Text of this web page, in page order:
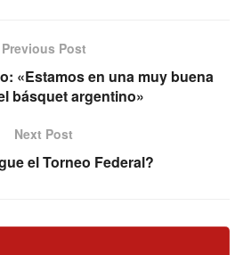
Previous Post
«Estamos en una muy buena
básquet argentino»
Next Post
el Torneo Federal?